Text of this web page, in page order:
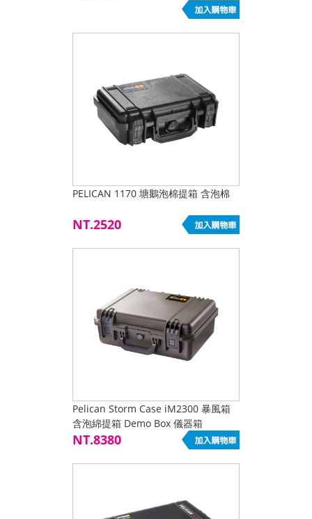
PELICAN 1170 塘鵝泡棉提箱 含泡棉
NT.2520
Pelican Storm Case iM2300 暴風箱
含泡綿提箱 Demo Box 儀器箱
NT.8380